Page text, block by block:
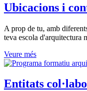
Ubicacions i
A prop de tu, amb
teva escola d'arquitectura
Veure més
Entitats